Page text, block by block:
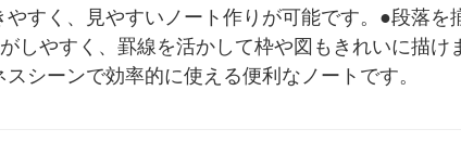
すく、見やすいノート作りが可能です。●段落を
しやすく、罫線を活かして枠や図もきれいに描
シーンで効率的に使える便利なノートです。